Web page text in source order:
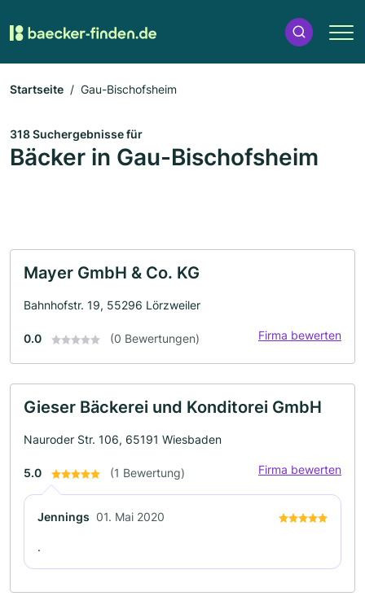
Startseite Gau-Bischofsheim
318 Suchergebnisse für
Bäcker in Gau-Bischofsheim
Mayer GmbH & Co. KG
Bahnhofstr. 19, 55296 Lörzweiler
0.0 (0 Bewertungen) Firma bewerten
Gieser Bäckerei und Konditorei GmbH
Nauroder Str. 106, 65191 Wiesbaden
5.0 (1 Bewertung) Firma bewerten
Jennings 01. Mai 2020
.